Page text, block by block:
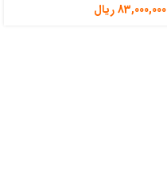
83,000,000ریال